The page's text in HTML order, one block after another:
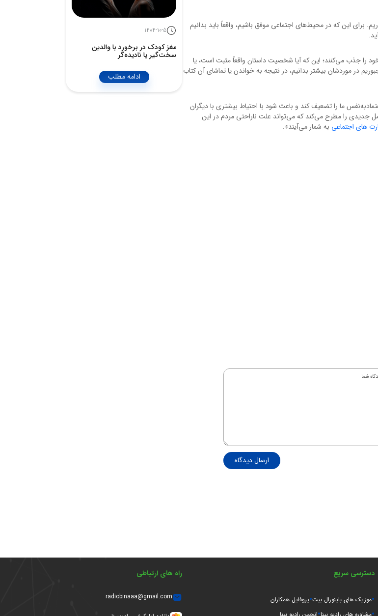
برای این که در محیط‌های اجتماعی موفق باشیم، واقعاً باید بدانیم
را جذب می‌کنند؛ این که آیا شخصیت داستان واقعاً مثبت است، یا
در موردشان بیشتر بدانیم، در نتیجه به خواندن یا تماشای آن کتاب
ما را تضعیف کند و باعث شود با احتیاط بیشتری با دیگران
جدیدی را مطرح می‌کند که می‌تواند علت ناراحتی مردم در این
های اجتماعی به شمار می‌آیند».
ارسال دیدگاه
1404-10-5
مغز کودک در برخورد با والدین
سخت‌گیر یا نادیده‌گر
ادامه مطلب
دسترسی سریع
موزیک های باینورال بیت پروفایل همکاران
راه های ارتباطی
radiobinaaa@gmail.com